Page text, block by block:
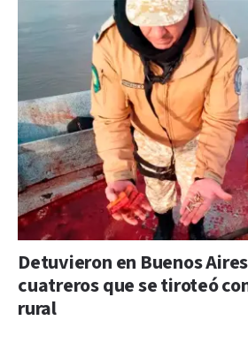
Detuvieron en Buenos
cuatreros que se tiroteó
rural